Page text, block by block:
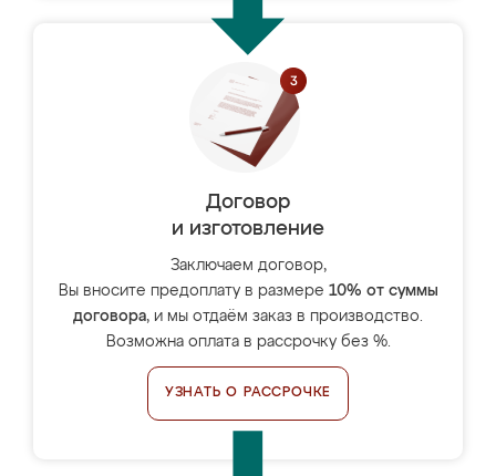
Договор
и изготовление
Заключаем договор,
Вы вносите предоплату в размере 10% от суммы
договора, и мы отдаём заказ в производство.
Возможна оплата в рассрочку без %.
УЗНАТЬ О РАССРОЧКЕ